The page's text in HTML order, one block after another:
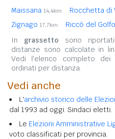
Maissana 14,4km Rocchetta di
Zignago 17,7km Riccò del
In grassetto sono
distanze sono calcolate in
Vedi l'elenco completo dei
ordinati per distanza.
Vedi anche
L'archivio storico delle
dal 1993 ad oggi. Sindaci eletti.
Le Elezioni Amministrative
voto classificati per provincia.